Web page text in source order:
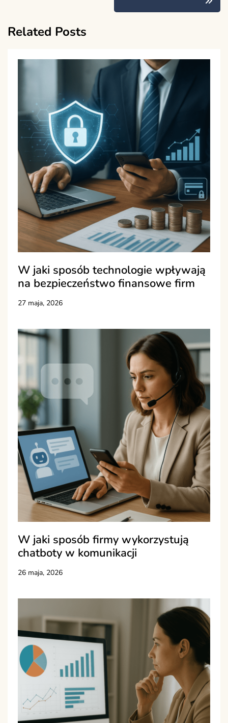
Related Posts
W jaki sposób technologie wpływają
na bezpieczeństwo finansowe firm
27 maja, 2026
W jaki sposób firmy wykorzystują
chatboty w komunikacji
26 maja, 2026